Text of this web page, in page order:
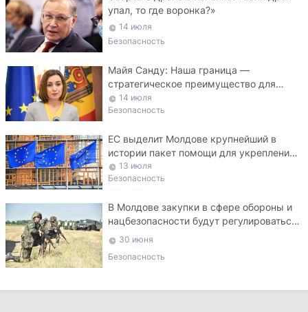
упал, то где воронка?»
14 июля
Безопасность
Майя Санду: Наша граница —
стратегическое преимущество для
Украины
14 июля
Безопасность
ЕС выделит Молдове крупнейший в
истории пакет помощи для укрепления
ПВО13 июля
Безопасность
В Молдове закупки в сфере обороны и
нацбезопасности будут регулироваться
специальным законом
30 июня
Безопасность